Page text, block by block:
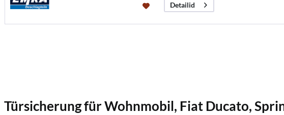
Detailid
Türsicherung für Wohnmobil, Fiat Ducato,